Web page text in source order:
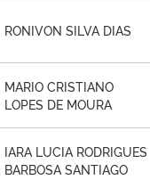
RONIVON SILVA DIAS
MARIO CRISTIANO
LOPES DE MOURA
IARA LUCIA RODRIGUES
BARBOSA SANTIAGO